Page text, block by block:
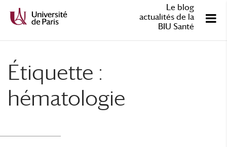
Le blog
actualités de la
BIU Santé
Étiquette :
hématologie